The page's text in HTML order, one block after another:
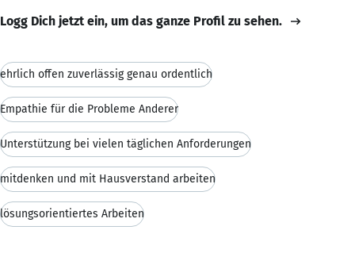
Logg Dich jetzt ein, um das ganze Profil zu sehen.
ehrlich offen zuverlässig genau ordentlich
Empathie für die Probleme Anderer
Unterstützung bei vielen täglichen Anforderungen
mitdenken und mit Hausverstand arbeiten
lösungsorientiertes Arbeiten